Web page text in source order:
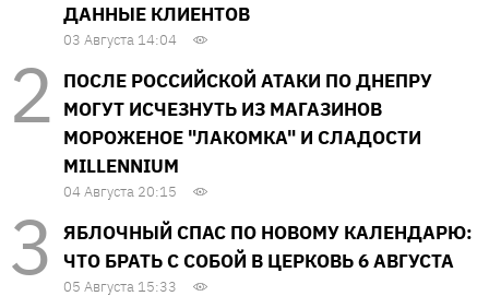
ДАННЫЕ КЛИЕНТОВ
03 Августа 14:04
ПОСЛЕ РОССИЙСКОЙ АТАКИ ПО ДНЕПРУ
МОГУТ ИСЧЕЗНУТЬ ИЗ МАГАЗИНОВ
МОРОЖЕНОЕ "ЛАКОМКА" И СЛАДОСТИ
MILLENNIUM
04 Августа 20:15
ЯБЛОЧНЫЙ СПАС ПО НОВОМУ КАЛЕНДАРЮ:
ЧТО БРАТЬ С СОБОЙ В ЦЕРКОВЬ 6 АВГУСТА
05 Августа 15:33